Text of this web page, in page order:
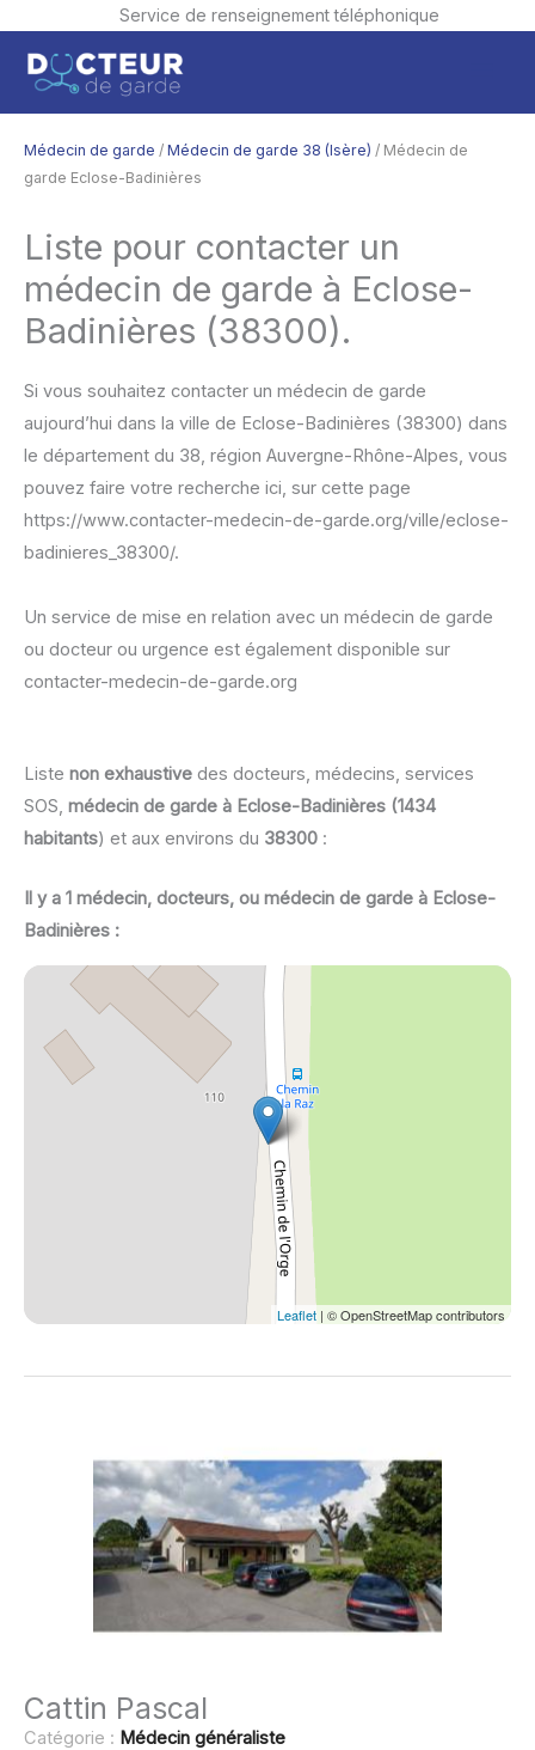
Service de renseignement téléphonique
contenu
Médecin de garde / Médecin de garde 38 (Isère) / Médecin de
garde Eclose-Badinières
Liste pour contacter un
médecin de garde à Eclose-
Badinières (38300).
Si vous souhaitez contacter un médecin de garde
aujourd’hui dans la ville de Eclose-Badinières (38300) dans
le département du 38, région Auvergne-Rhône-Alpes, vous
pouvez faire votre recherche ici, sur cette page
https://www.contacter-medecin-de-garde.org/ville/eclose-
badinieres_38300/.
Un service de mise en relation avec un médecin de garde
ou docteur ou urgence est également disponible sur
contacter-medecin-de-garde.org
Liste non exhaustive des docteurs, médecins, services
SOS, médecin de garde à Eclose-Badinières (1434
habitants) et aux environs du 38300 :
Il y a 1 médecin, docteurs, ou médecin de garde à Eclose-
Badinières :
Leaflet | © OpenStreetMap contributors
Cattin Pascal
Catégorie : Médecin généraliste